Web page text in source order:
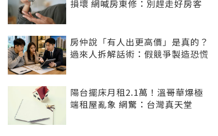
損壞 網喊房東修：別趕走好房客
房仲說「有人出更高價」是真的？
過來人拆解話術：假競爭製造恐慌
陽台擺床月租2.1萬！溫哥華爆極
端租屋亂象 網驚：台灣真天堂